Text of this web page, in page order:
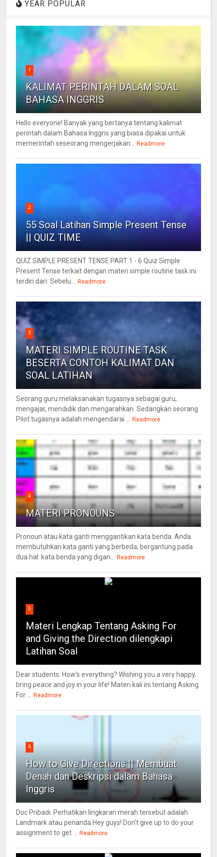
YEAR POPULAR
1
KALIMAT PERINTAH DALAM SOAL
BAHASA INGGRIS
Hello everyone! Banyak yang bertanya tentang kalimat
perintah dalam Bahasa Inggris yang biasa dipakai untuk
memerintah seseorang mengerjakan...
Readmore
2
55 Soal Latihan Simple Present Tense
|| QUIZ TIME
QUIZ SIMPLE PRESENT TENSE PART 1 - 6 Quiz Simple
Present Tense terkait dengan materi simple routine task ini
terdiri dari: Sebelu...
Readmore
3
MATERI SIMPLE ROUTINE TASK
BESERTA CONTOH KALIMAT DAN
SOAL LATIHAN
Seorang guru melaksanakan tugasnya sebagai guru,
mengajar, mendidik dan mengarahkan. Sedangkan seorang
Pilot tugasnya adalah mengendarai ...
Readmore
4
MATERI PRONOUNS
Pronoun atau kata ganti menggantikan kata benda. Anda
membutuhkan kata ganti yang berbeda, bergantung pada
dua hal: kata benda yang digan...
Readmore
5
Materi Lengkap Tentang Asking For
and Giving the Direction dilengkapi
Latihan Soal
Dear students. How's everything? Wishing you a very happy,
bring peace and joy in your life! Materi kali ini tentang Asking
For ...
Readmore
6
How to Give Directions || Membuat
Denah dan Deskripsi dalam Bahasa
Inggris
Doc Pribadi. Perhatikan lingkaran merah tersebut adalah
Landmark atau penanda Hey guys! Don't give up to do your
assignment to get ...
Readmore